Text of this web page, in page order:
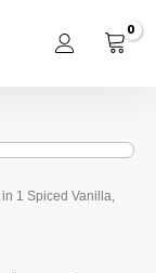
1 Spiced Vanilla,